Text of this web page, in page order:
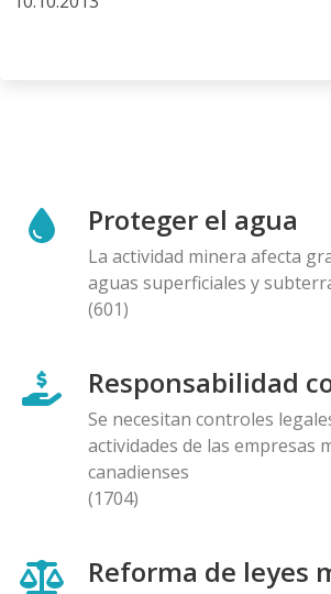
Proteger el agua
La actividad minera afecta
aguas superficiales y
(601)
Responsabilidad
Se necesitan controles
actividades de las empresas
canadienses
(1704)
Reforma de leyes